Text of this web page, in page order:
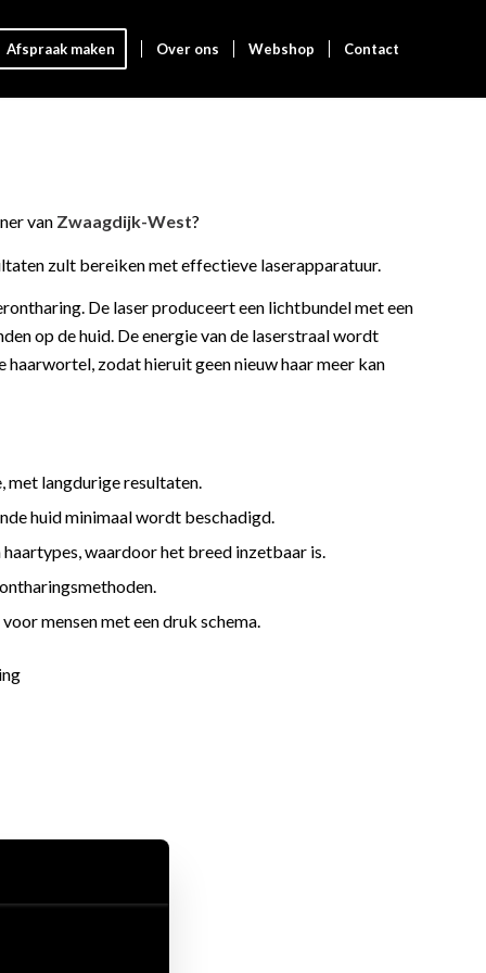
Afspraak maken Over ons Webshop Contact
van Zwaagdijk-West?
zult bereiken met effectieve laserapparatuur.
De laser produceert een lichtbundel met een
op de huid. De energie van de laserstraal wordt
zodat hieruit geen nieuw haar meer kan
met langdurige resultaten.
huid minimaal wordt beschadigd.
waardoor het breed inzetbaar is.
mensen met een druk schema.